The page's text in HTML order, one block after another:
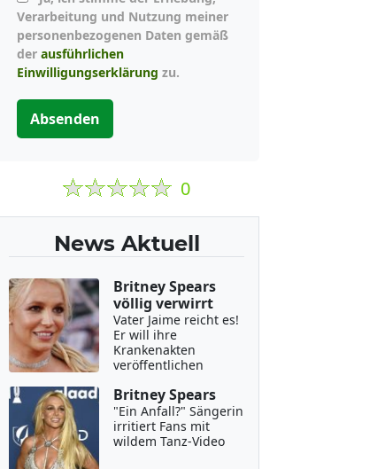
Verarbeitung und Nutzung meiner
personenbezogenen Daten gemäß
der ausführlichen
Einwilligungserklärung zu.
Absenden
0
News Aktuell
Britney Spears
völlig verwirrt
Vater Jaime reicht es!
Er will ihre
Krankenakten
veröffentlichen
Britney Spears
"Ein Anfall?" Sängerin
irritiert Fans mit
wildem Tanz-Video